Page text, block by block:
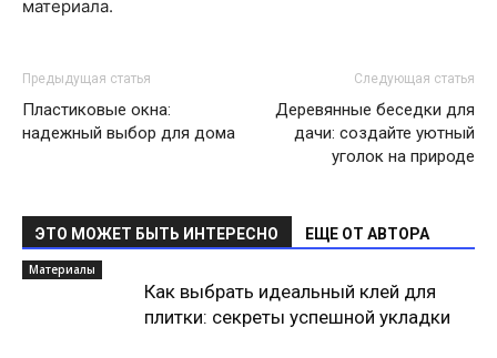
материала.
Предыдущая статья
Пластиковые окна:
надежный выбор для дома
Следующая статья
Деревянные беседки для
дачи: создайте уютный
уголок на природе
ЭТО МОЖЕТ БЫТЬ ИНТЕРЕСНО ЕЩЕ ОТ АВТОРА
Материалы
Как выбрать идеальный клей для
плитки: секреты успешной укладки